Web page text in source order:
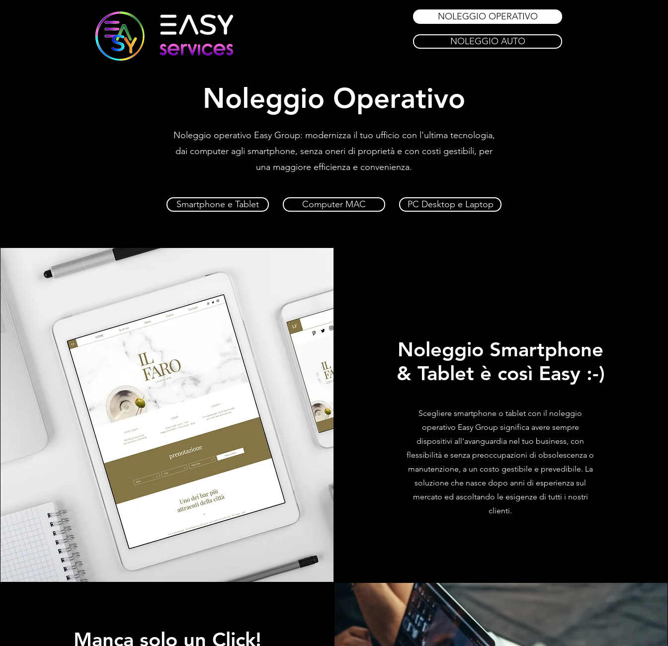
NOLEGGIO OPERATIVO
NOLEGGIO AUTO
Noleggio Operativo
Noleggio operativo Easy Group: modernizza il tuo ufficio con l'ultima tecnologia,
dai computer agli smartphone, senza oneri di proprietà e con costi gestibili, per
una maggiore efficienza e convenienza.
Smartphone e Tablet Computer MAC PC Desktop e Laptop
Noleggio Smartphone
& Tablet è così Easy :-)
Scegliere smartphone o tablet con il noleggio
operativo Easy Group significa avere sempre
dispositivi all'avanguardia nel tuo business, con
flessibilità e senza preoccupazioni di obsolescenza o
manutenzione, a un costo gestibile e prevedibile. La
soluzione che nasce dopo anni di esperienza sul
mercato ed ascoltando le esigenze di tutti i nostri
clienti.
Manca solo un Click!